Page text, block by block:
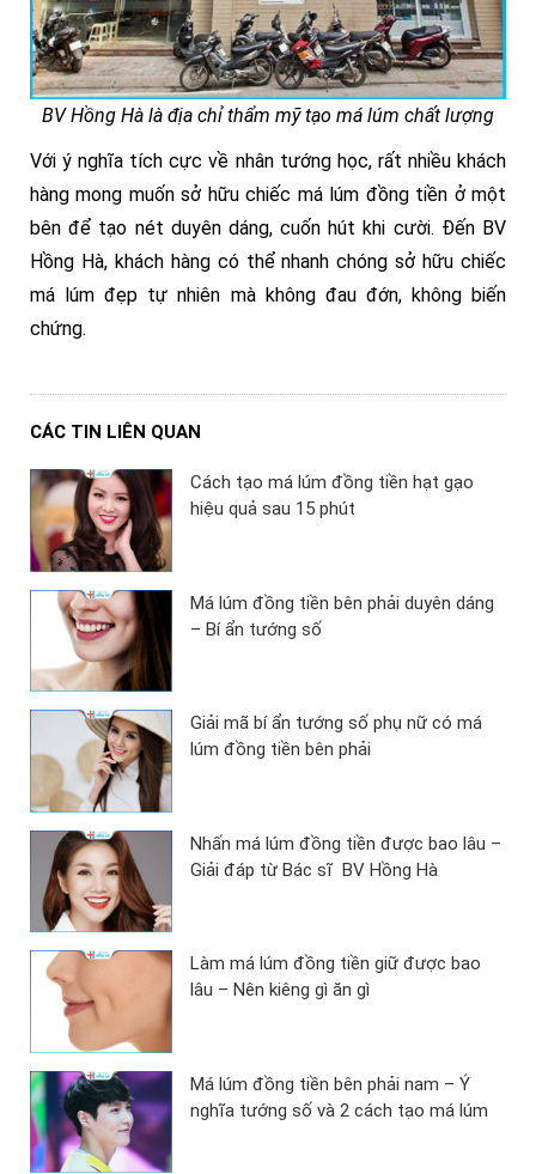
BV Hồng Hà là địa chỉ thẩm mỹ tạo má lúm chất lượng
Với ý nghĩa tích cực về nhân tướng học, rất nhiều khách
hàng mong muốn sở hữu chiếc má lúm đồng tiền ở một
bên để tạo nét duyên dáng, cuốn hút khi cười. Đến BV
Hồng Hà, khách hàng có thể nhanh chóng sở hữu chiếc
má lúm đẹp tự nhiên mà không đau đớn, không biến
chứng.
CÁC TIN LIÊN QUAN
Cách tạo má lúm đồng tiền hạt gạo
hiệu quả sau 15 phút
Má lúm đồng tiền bên phải duyên dáng
– Bí ẩn tướng số
Giải mã bí ẩn tướng số phụ nữ có má
lúm đồng tiền bên phải
Nhấn má lúm đồng tiền được bao lâu –
Giải đáp từ Bác sĩ BV Hồng Hà
Làm má lúm đồng tiền giữ được bao
lâu – Nên kiêng gì ăn gì
Má lúm đồng tiền bên phải nam – Ý
nghĩa tướng số và 2 cách tạo má lúm